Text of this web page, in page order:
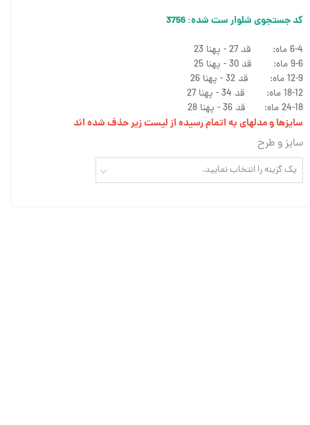
کد جستجوی شلوار ست شده: 3756
6-4 ماه: قد 27 - پهنا 23
9-6 ماه: قد 30 - پهنا 25
12-9 ماه: قد 32 - پهنا 26
18-12 ماه: قد 34 - پهنا 27
24-18 ماه: قد 36 - پهنا 28
سایزها و مدلهای به اتمام رسیده از لیست زیر حذف شده اند
سایز و طرح
یک گزینه را انتخاب نمایید.